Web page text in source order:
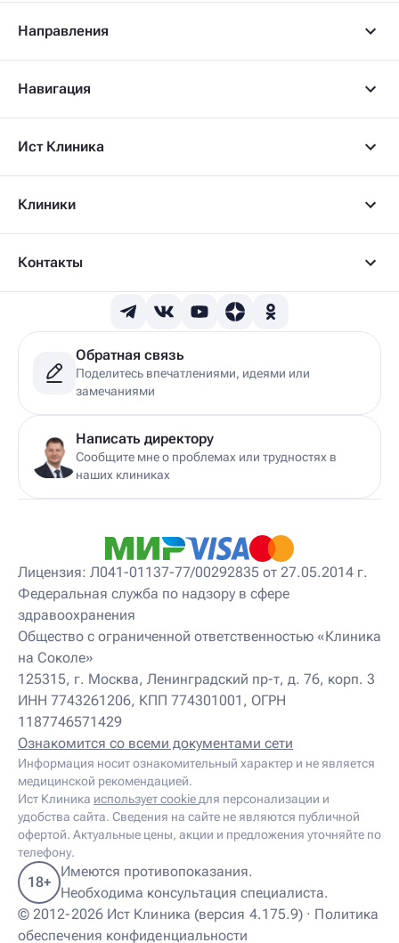
Направления
Навигация
Ист Клиника
Клиники
Контакты
Обратная связь
Поделитесь впечатлениями, идеями или
замечаниями
Написать директору
Сообщите мне о проблемах или трудностях в
наших клиниках
Лицензия: Л041-01137-77/00292835 от 27.05.2014 г.
Федеральная служба по надзору в сфере
здравоохранения
Общество с ограниченной ответственностью «Клиника
на Соколе»
125315, г. Москва, Ленинградский пр-т, д. 76, корп. 3
ИНН 7743261206, КПП 774301001, ОГРН
1187746571429
Ознакомится со всеми документами сети
Информация носит ознакомительный характер и не является
медицинской рекомендацией.
Ист Клиника использует cookie для персонализации и
удобства сайта. Сведения на сайте не являются публичной
офертой. Актуальные цены, акции и предложения уточняйте по
телефону.
© 2012-2026 Ист Клиника (версия 4.175.9) · Политика
обеспечения конфиденциальности
Имеются противопоказания.
Необходима консультация специалиста.
18+